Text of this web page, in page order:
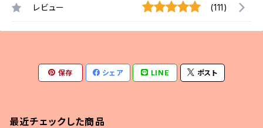
レビュー (111)
保存 シェア LINE ポスト
最近チェックした商品